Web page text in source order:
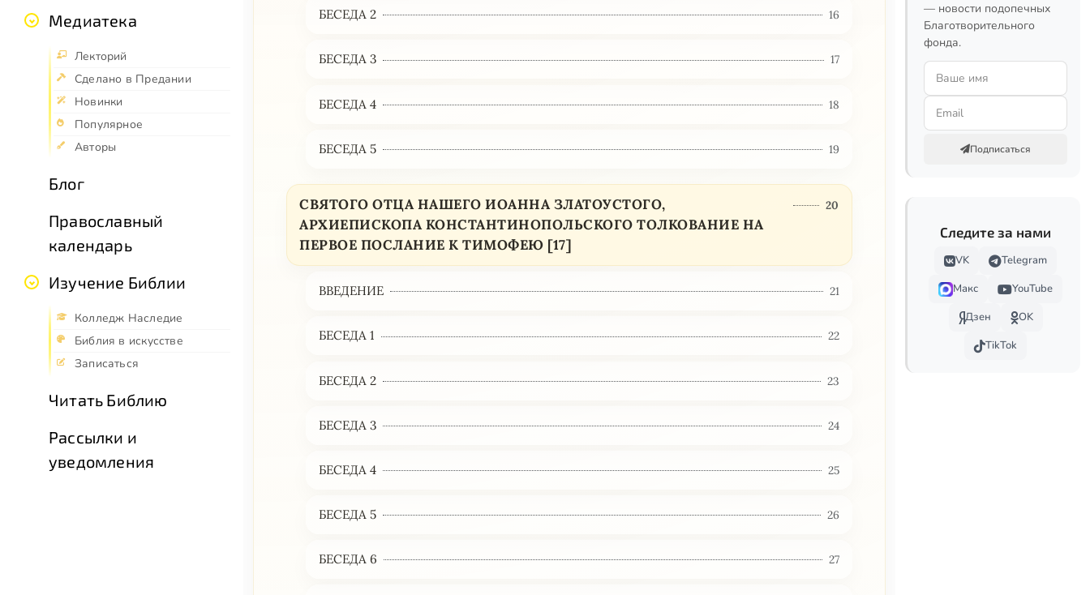
Медиатека
Лекторий
Сделано в Предании
Новинки
Популярное
Авторы
Блог
Православный
календарь
Изучение Библии
Колледж Наследие
Библия в искусстве
Записаться
Читать Библию
Рассылки и
уведомления
БЕСЕДА 2 16
БЕСЕДА 3 17
БЕСЕДА 4 18
БЕСЕДА 5 19
СВЯТОГО ОТЦА НАШЕГО ИОАННА ЗЛАТОУСТОГО,
АРХИЕПИСКОПА КОНСТАНТИНОПОЛЬСКОГО ТОЛКОВАНИЕ НА
ПЕРВОЕ ПОСЛАНИЕ К ТИМОФЕЮ [17]
20
ВВЕДЕНИЕ 21
БЕСЕДА 1 22
БЕСЕДА 2 23
БЕСЕДА 3 24
БЕСЕДА 4 25
БЕСЕДА 5 26
БЕСЕДА 6 27
— новости подопечных
Благотворительного
фонда.
Подписаться
Следите за нами
VK
Telegram
Макс
YouTube
Дзен
OK
TikTok